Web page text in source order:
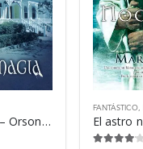
Calle de Magia – Orson Scott Card
FANTÁSTICO